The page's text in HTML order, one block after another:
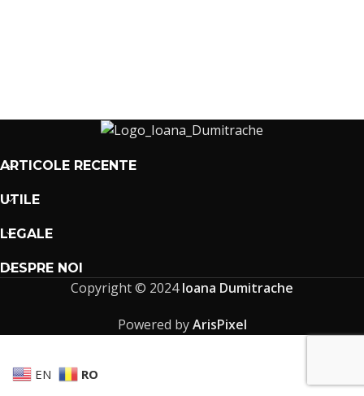
ARTICOLE RECENTE
UTILE
LEGALE
DESPRE NOI
Copyright © 2024Ioana Dumitrache
Powered byArisPixel
EN RO